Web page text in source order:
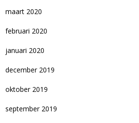
maart 2020
februari 2020
januari 2020
december 2019
oktober 2019
september 2019